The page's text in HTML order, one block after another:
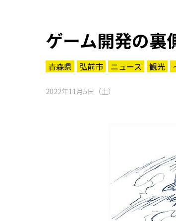
ゲーム開発の裏
青森県 弘前市 ニュース 観光
2022年11月5日（土）